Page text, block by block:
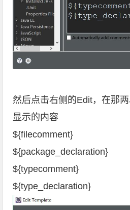
然后点击右侧的Edit，在那
显示的内容
${filecomment}
${package_declaration}
${typecomment}
${type_declaration}